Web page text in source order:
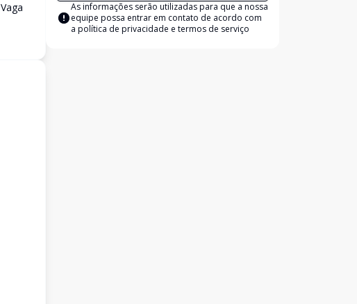
Vaga
As informações serão utilizadas para que a nossa
equipe possa entrar em contato de acordo com
a política de privacidade e termos de serviço